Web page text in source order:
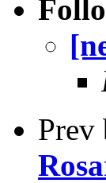
Prev